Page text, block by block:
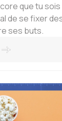
que tu sois
de se fixer
ses buts.